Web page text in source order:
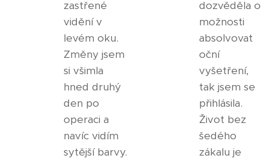
zastřené
vidění v
levém oku.
Změny jsem
si všimla
hned druhý
den po
operaci a
navíc vidím
sytější barvy.
dozvěděla o
možnosti
absolvovat
oční
vyšetření,
tak jsem se
přihlásila.
Život bez
šedého
zákalu je